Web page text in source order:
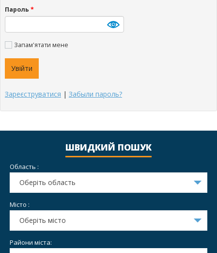
Пароль *
Запам'ятати мене
Зареєструватися | Забыли пароль?
ШВИДКИЙ ПОШУК
Область :
Оберіть область
Місто :
Оберіть місто
Райони міста: